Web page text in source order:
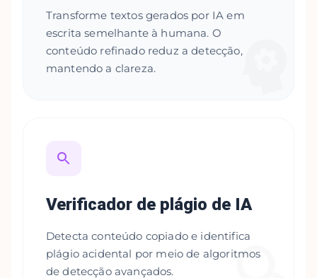
Transforme textos gerados por IA em
escrita semelhante à humana. O
conteúdo refinado reduz a detecção,
mantendo a clareza.
Verificador de plágio de IA
Detecta conteúdo copiado e identifica
plágio acidental por meio de algoritmos
de detecção avançados.